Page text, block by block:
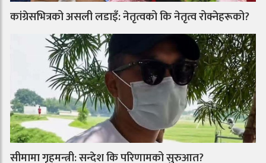
कांग्रेसभित्रको असली लडाइँ: नेतृत्वको कि नेतृत्व रोक्नेहरूको?
सीमामा गृहमन्त्री: सन्देश कि परिणामको सुरुआत?